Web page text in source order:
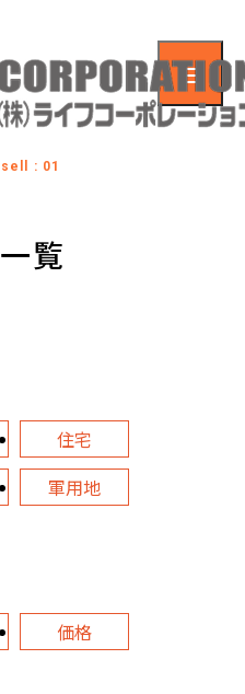
: 01
覧
住宅
軍用地
価格